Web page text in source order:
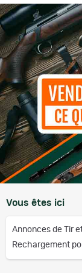
Vous êtes ici
Annonces de Tir
Rechargement